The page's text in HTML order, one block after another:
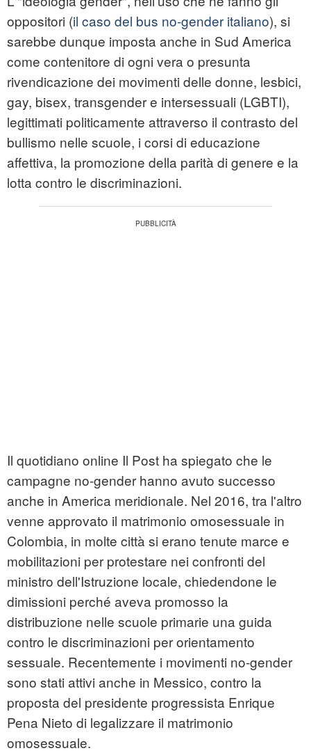
oppositori (il caso del bus no-gender italiano), si
sarebbe dunque imposta anche in Sud America
come contenitore di ogni vera o presunta
rivendicazione dei movimenti delle donne, lesbici,
gay, bisex, transgender e intersessuali (LGBTI),
legittimati politicamente attraverso il contrasto del
bullismo nelle scuole, i corsi di educazione
affettiva, la promozione della parità di genere e la
lotta contro le discriminazioni.
Il quotidiano online Il Post ha spiegato che le
campagne no-gender hanno avuto successo
anche in America meridionale. Nel 2016, tra l'altro
venne approvato il matrimonio omosessuale in
Colombia, in molte città si erano tenute marce e
mobilitazioni per protestare nei confronti del
ministro dell'Istruzione locale, chiedendone le
dimissioni perché aveva promosso la
distribuzione nelle scuole primarie una guida
contro le discriminazioni per orientamento
sessuale. Recentemente i movimenti no-gender
sono stati attivi anche in Messico, contro la
proposta del presidente progressista Enrique
Pena Nieto di legalizzare il matrimonio
omosessuale.